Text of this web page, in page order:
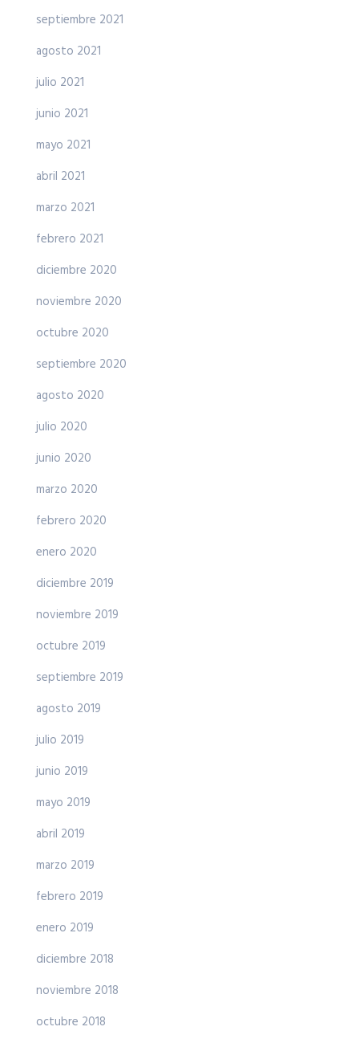
septiembre 2021
agosto 2021
julio 2021
junio 2021
mayo 2021
abril 2021
marzo 2021
febrero 2021
diciembre 2020
noviembre 2020
octubre 2020
septiembre 2020
agosto 2020
julio 2020
junio 2020
marzo 2020
febrero 2020
enero 2020
diciembre 2019
noviembre 2019
octubre 2019
septiembre 2019
agosto 2019
julio 2019
junio 2019
mayo 2019
abril 2019
marzo 2019
febrero 2019
enero 2019
diciembre 2018
noviembre 2018
octubre 2018